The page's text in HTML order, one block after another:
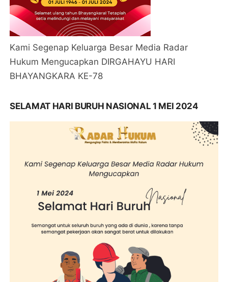
Kami Segenap Keluarga Besar Media Radar
Hukum Mengucapkan DIRGAHAYU HARI
BHAYANGKARA KE-78
SELAMAT HARI BURUH NASIONAL 1 MEI 2024